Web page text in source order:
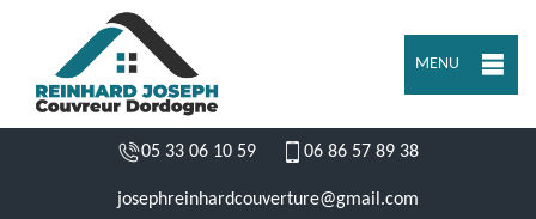
MENU
05 33 06 10 59 06 86 57 89 38
josephreinhardcouverture@gmail.com